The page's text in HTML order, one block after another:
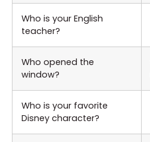
Who is your English
teacher?
Who opened the
window?
Who is your favorite
Disney character?